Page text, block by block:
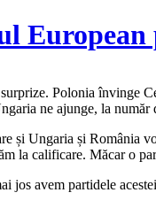
European
Polonia învinge
ne ajunge, la
și Ungaria și România
la calificare. Măcar o
jos avem partidele